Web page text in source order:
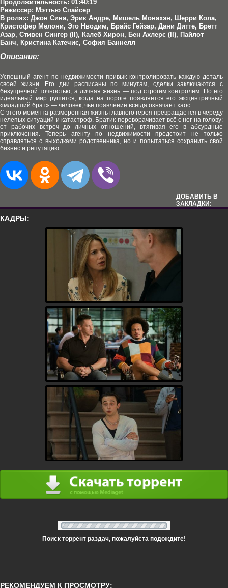
Продолжительность: 01:40:19
Режиссер: Мэттью Спайсер
В ролях: Джон Сина, Эрик Андре, Мишель Монахэн, Шерри Кола,
Кристофер Мелони, Эго Нводим, Брайс Гейзар, Дани Дитте, Бретт
Азар, Стивен Сингер (II), Калеб Хирон, Бен Ахлерс (II), Пайлот
Банч, Кристина Катечис, София Баннелл
Описание:
Успешный агент по недвижимости привык контролировать каждую деталь
своей жизни. Его дни расписаны по минутам, сделки заключаются с
безупречной точностью, а личная жизнь — под строгим контролем. Но его
идеальный мир рушится, когда на пороге появляется его эксцентричный
«младший брат» — человек, чьё появление всегда означает хаос.
С этого момента размеренная жизнь главного героя превращается в череду
нелепых ситуаций и катастроф. Братик переворачивает всё с ног на голову:
от рабочих встреч до личных отношений, втягивая его в абсурдные
приключения. Теперь агенту по недвижимости предстоит не только
справляться с выходками родственника, но и попытаться сохранить свой
бизнес и репутацию.
ДОБАВИТЬ В
ЗАКЛАДКИ:
КАДРЫ:
Поиск торрент раздач, пожалуйста подождите!
РЕКОМЕНДУЕМ К ПРОСМОТРУ: